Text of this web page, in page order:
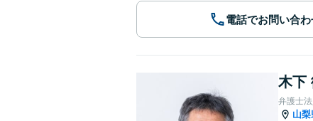
電話でお問い合わ
木下
弁護士
山梨